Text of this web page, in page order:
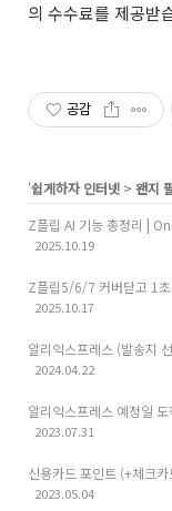
의 수수료를 제공받
공감
'쉽게하자 인터넷 > 왠지
Z플립 AI 기능 총정리 |
2025.10.19
Z플립5/6/7 커버닫고 1
2025.10.17
알리익스프레스 (발송지
2024.04.22
알리익스프레스 예정일
2023.07.31
신용카드 포인트 (+체크
2023.05.04